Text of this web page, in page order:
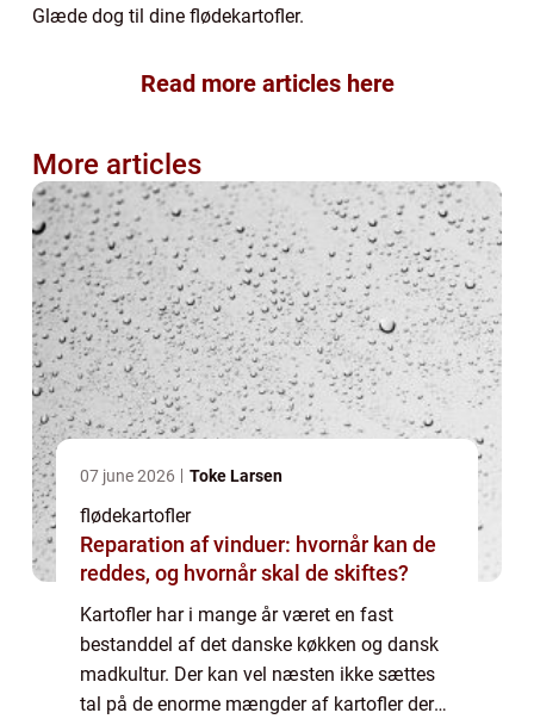
Glæde dog til dine flødekartofler.
Read more articles here
More articles
07 june 2026 Toke Larsen
flødekartofler
Reparation af vinduer: hvornår kan de
reddes, og hvornår skal de skiftes?
Kartofler har i mange år været en fast
bestanddel af det danske køkken og dansk
madkultur. Der kan vel næsten ikke sættes
tal på de enorme mængder af kartofler der